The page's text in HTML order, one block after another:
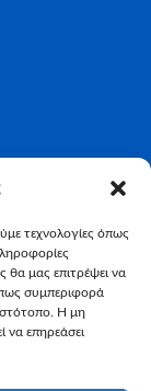
τεχνολογίες όπως
θα μας επιτρέψει να
συμπεριφορά
Η μη
επηρεάσει